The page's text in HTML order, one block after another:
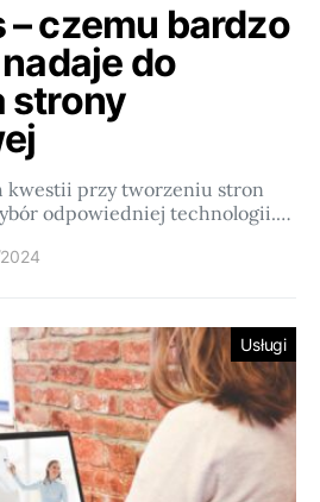
– czemu bardzo
do
strony
kwestii przy tworzeniu stron
odpowiedniej technologii.…
Usługi